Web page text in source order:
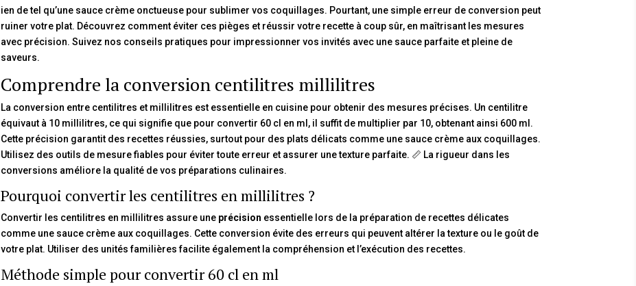
ien de tel qu’une sauce crème onctueuse pour sublimer vos coquillages. Pourtant, une simple erreur de conversion peut
ruiner votre plat. Découvrez comment éviter ces pièges et réussir votre recette à coup sûr, en maîtrisant les mesures
avec précision. Suivez nos conseils pratiques pour impressionner vos invités avec une sauce parfaite et pleine de
saveurs.
Comprendre la conversion centilitres millilitres
La conversion entre centilitres et millilitres est essentielle en cuisine pour obtenir des mesures précises. Un centilitre
équivaut à 10 millilitres, ce qui signifie que pour convertir 60 cl en ml, il suffit de multiplier par 10, obtenant ainsi 600 ml.
Cette précision garantit des recettes réussies, surtout pour des plats délicats comme une sauce crème aux coquillages.
Utilisez des outils de mesure fiables pour éviter toute erreur et assurer une texture parfaite. 📏 La rigueur dans les
conversions améliore la qualité de vos préparations culinaires.
Pourquoi convertir les centilitres en millilitres ?
Convertir les centilitres en millilitres assure une précision essentielle lors de la préparation de recettes délicates
comme une sauce crème aux coquillages. Cette conversion évite des erreurs qui peuvent altérer la texture ou le goût de
votre plat. Utiliser des unités familières facilite également la compréhension et l’exécution des recettes.
Méthode simple pour convertir 60 cl en ml